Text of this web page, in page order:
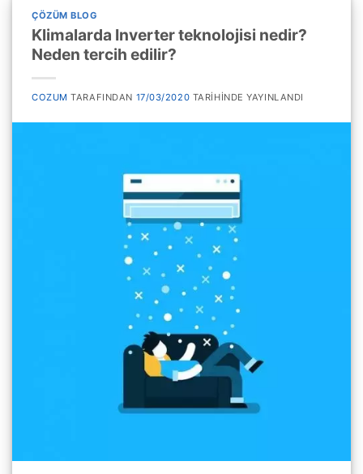
ÇÖZÜM BLOG
Klimalarda Inverter teknolojisi nedir?
Neden tercih edilir?
COZUM TARAFINDAN 17/03/2020 TARIHINDE YAYINLANDI